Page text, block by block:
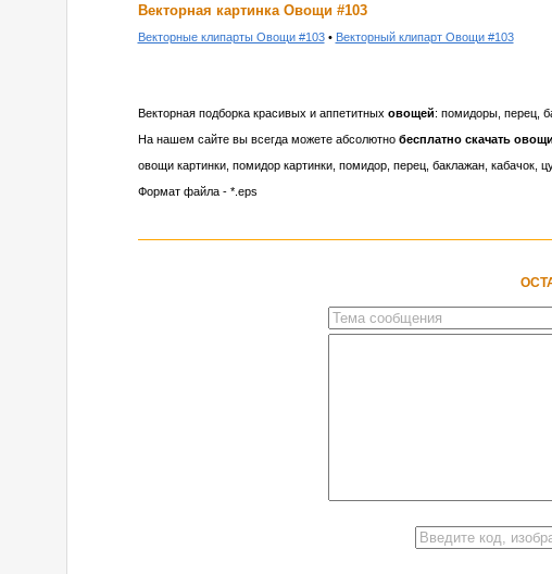
Векторная картинка Овощи #103
Векторные клипарты Овощи #103• Векторный клипарт Овощи #103
Векторная подборка красивых и аппетитных овощей: помидоры, перец,
На нашем сайте вы всегда можете абсолютно бесплатно скачать
овощи картинки, помидор картинки, помидор, перец, баклажан, кабачок,
Формат файла - *.eps